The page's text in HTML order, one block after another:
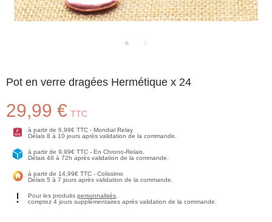
Pot en verre dragées Hermétique x 24
29,99 € TTC
à partir de 6,99€ TTC - Mondial Relay
Délais 8 à 10 jours après validation de la commande.
à partir de 9,99€ TTC - En Chrono-Relais.
Délais 48 à 72h après validation de la commande.
à partir de 14,99€ TTC - Colissimo
Délais 5 à 7 jours après validation de la commande.
Pour les produits personnalisés
comptez 4 jours supplémentaires après validation de la commande.